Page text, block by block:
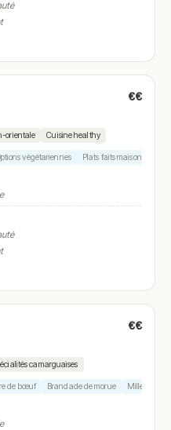
€€
orientale Cuisine healthy
végétariennes Plats faits maison
€€
camarguaises
de bœuf Brandade de morue Mille-feuille